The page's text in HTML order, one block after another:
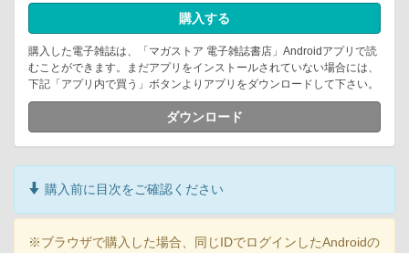
購入する
購入した電子雑誌は、「マガストア 電子雑誌書店」Androidアプリで読
むことができます。まだアプリをインストールされていない場合には、
下記「アプリ内で買う」ボタンよりアプリをダウンロードして下さい。
ダウンロード
購入前に目次をご確認ください
※ブラウザで購入した場合、同じIDでログインしたAndroidの